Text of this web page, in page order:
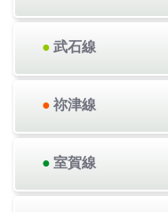
● 武石線
● 祢津線
● 室賀線